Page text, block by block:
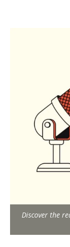
Discover the